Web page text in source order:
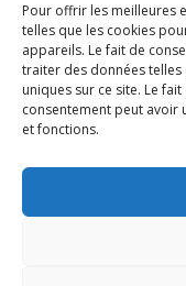
Pour offrir les meilleures
telles que les cookies
appareils. Le fait de
traiter des données
uniques sur ce site. Le
consentement peut avoir
et fonctions.